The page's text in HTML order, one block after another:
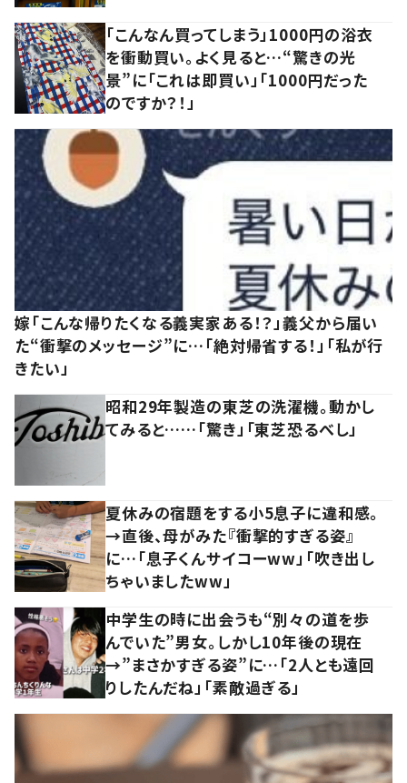
「こんなん買ってしまう」1000円の浴衣
を衝動買い。よく見ると…“驚きの光
景”に「これは即買い」「1000円だった
のですか？！」
嫁「こんな帰りたくなる義実家ある！？」義父から届い
た“衝撃のメッセージ”に…「絶対帰省する！」「私が行
きたい」
昭和29年製造の東芝の洗濯機。動かし
てみると……「驚き」「東芝恐るべし」
夏休みの宿題をする小5息子に違和感。
→直後、母がみた『衝撃的すぎる姿』
に…「息子くんサイコーww」「吹き出し
ちゃいましたww」
中学生の時に出会うも“別々の道を歩
んでいた”男女。しかし10年後の現在
→”まさかすぎる姿”に…「2人とも遠回
りしたんだね」「素敵過ぎる」